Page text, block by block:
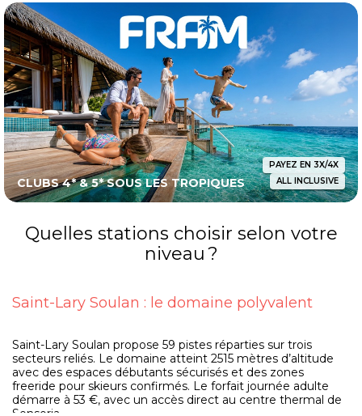
CLUBS 4* & 5* SOUS LES TROPIQUES
PAYEZ EN 3X/4X
ALL INCLUSIVE
Quelles stations choisir selon votre
niveau ?
Saint-Lary Soulan : le domaine polyvalent
Saint-Lary Soulan propose 59 pistes réparties sur trois
secteurs reliés. Le domaine atteint 2515 mètres d’altitude
avec des espaces débutants sécurisés et des zones
freeride pour skieurs confirmés. Le forfait journée adulte
démarre à 53 €, avec un accès direct au centre thermal de